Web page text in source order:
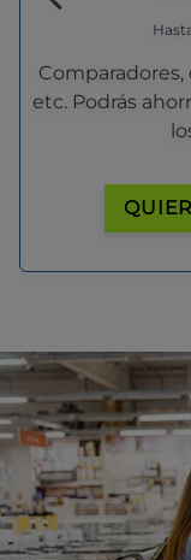
Comparadores,
etc. Podrás